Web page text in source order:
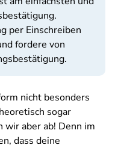
per Einschreiben
fordere von
nicht besonders
sogar
wir aber ab! Denn im
dass deine